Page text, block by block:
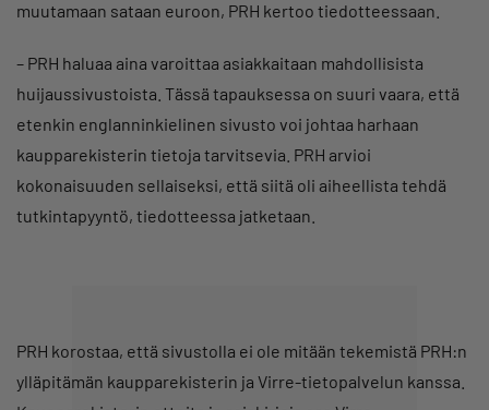
muutamaan sataan euroon, PRH kertoo tiedotteessaan.
– PRH haluaa aina varoittaa asiakkaitaan mahdollisista
huijaussivustoista. Tässä tapauksessa on suuri vaara, että
etenkin englanninkielinen sivusto voi johtaa harhaan
kaupparekisterin tietoja tarvitsevia. PRH arvioi
kokonaisuuden sellaiseksi, että siitä oli aiheellista tehdä
tutkintapyyntö, tiedotteessa jatketaan.
PRH korostaa, että sivustolla ei ole mitään tekemistä PRH:n
ylläpitämän kaupparekisterin ja Virre-tietopalvelun kanssa.